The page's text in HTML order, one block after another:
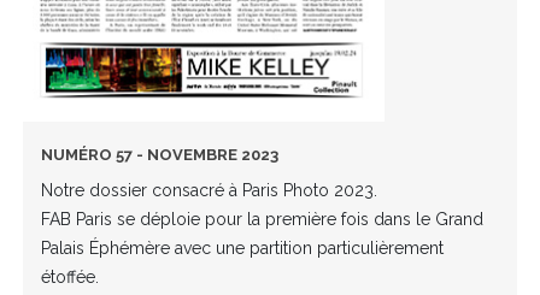
NUMÉRO 57 - NOVEMBRE 2023
Notre dossier consacré à Paris Photo 2023.
FAB Paris se déploie pour la première fois dans le Grand
Palais Éphémère avec une partition particulièrement
étoffée.